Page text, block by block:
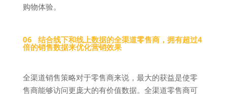
购物体验。
06 结合线下和线上数据的全渠道零售商，拥有超过4
倍的销售数据来优化营销效果
全渠道销售策略对于零售商来说，最大的获益是使零
售商能够访问更庞大的有价值数据。全渠道零售商可